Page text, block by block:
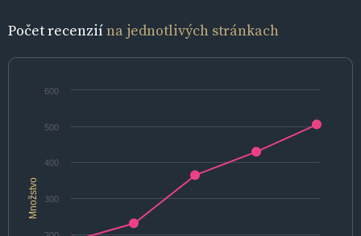
Počet recenziína jednotlivých stránkach
Množstvo 300
400
500
600